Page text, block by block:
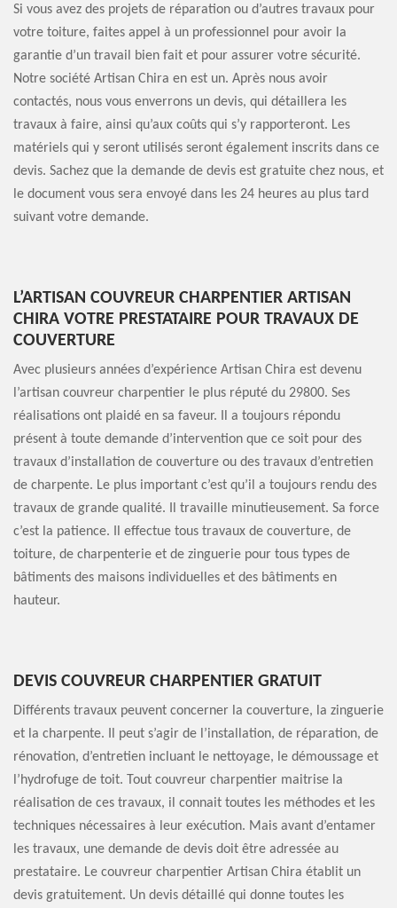
Si vous avez des projets de réparation ou d’autres travaux pour
votre toiture, faites appel à un professionnel pour avoir la
garantie d’un travail bien fait et pour assurer votre sécurité.
Notre société Artisan Chira en est un. Après nous avoir
contactés, nous vous enverrons un devis, qui détaillera les
travaux à faire, ainsi qu’aux coûts qui s’y rapporteront. Les
matériels qui y seront utilisés seront également inscrits dans ce
devis. Sachez que la demande de devis est gratuite chez nous, et
le document vous sera envoyé dans les 24 heures au plus tard
suivant votre demande.
L’ARTISAN COUVREUR CHARPENTIER ARTISAN
CHIRA VOTRE PRESTATAIRE POUR TRAVAUX DE
COUVERTURE
Avec plusieurs années d’expérience Artisan Chira est devenu
l’artisan couvreur charpentier le plus réputé du 29800. Ses
réalisations ont plaidé en sa faveur. Il a toujours répondu
présent à toute demande d’intervention que ce soit pour des
travaux d’installation de couverture ou des travaux d’entretien
de charpente. Le plus important c’est qu’il a toujours rendu des
travaux de grande qualité. Il travaille minutieusement. Sa force
c’est la patience. Il effectue tous travaux de couverture, de
toiture, de charpenterie et de zinguerie pour tous types de
bâtiments des maisons individuelles et des bâtiments en
hauteur.
DEVIS COUVREUR CHARPENTIER GRATUIT
Différents travaux peuvent concerner la couverture, la zinguerie
et la charpente. Il peut s’agir de l’installation, de réparation, de
rénovation, d’entretien incluant le nettoyage, le démoussage et
l’hydrofuge de toit. Tout couvreur charpentier maitrise la
réalisation de ces travaux, il connait toutes les méthodes et les
techniques nécessaires à leur exécution. Mais avant d’entamer
les travaux, une demande de devis doit être adressée au
prestataire. Le couvreur charpentier Artisan Chira établit un
devis gratuitement. Un devis détaillé qui donne toutes les